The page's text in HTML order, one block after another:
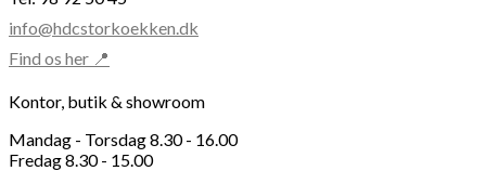
info@hdcstorkoekken.dk
Find os her 📍
Kontor, butik & showroom
Mandag - Torsdag 8.30 - 16.00
Fredag 8.30 - 15.00